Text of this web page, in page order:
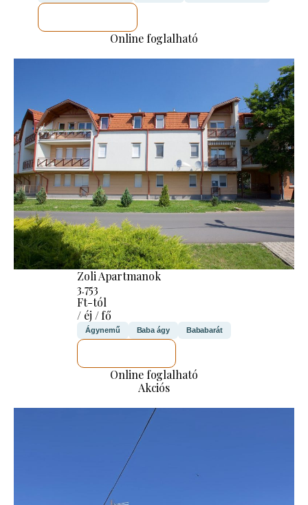
Online foglalható
Zoli Apartmanok
3.753
Ft-tól
/ éj / fő
Ágynemű Baba ágy Bababarát
Online foglalható
Akciós